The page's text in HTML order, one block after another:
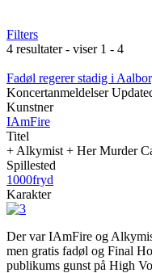
Filters
4 resultater - viser 1 - 4
Fadøl regerer stadig i
Koncertanmeldelser
Kunstner
IAmFire
Titel
+ Alkymist + Her Murder
Spillested
1000fryd
Karakter
Der var IAmFire og
men gratis fadøl og Final
publikums gunst på High